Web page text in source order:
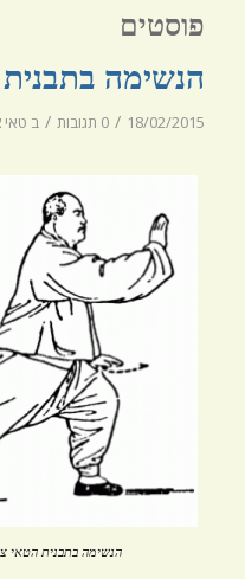
brightness_high ניגודיות בהירה
הוסף קו תחתון לקישורים
סמן קישורים
פוסטים
הנשימה
18/02/2015
/ 0 תגובות / ב טאי
הנשימה בתבנית הטאי